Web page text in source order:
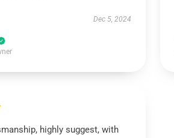
Dec 5, 2024
highly suggest, with